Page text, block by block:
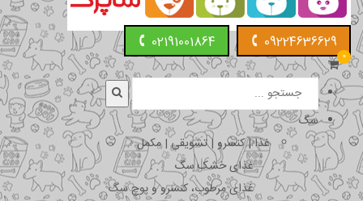
09224636629
02191001864
0
سگ
غذا | کنسرو | تشویقی | مکمل
غذای خشک سگ
غذای مرطوب، کنسرو و پوچ سگ